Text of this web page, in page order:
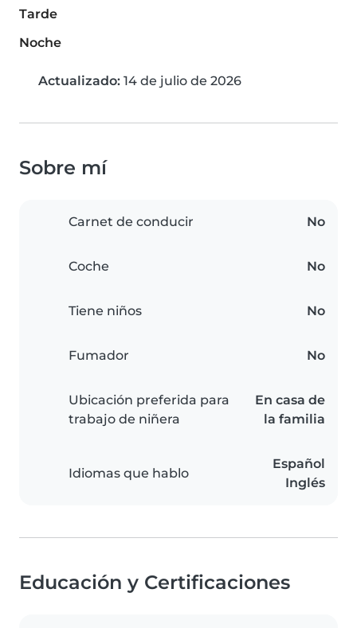
Tarde
Noche
Actualizado: 14 de julio de 2026
Sobre mí
Carnet de conducir No
Coche No
Tiene niños No
Fumador No
Ubicación preferida para
trabajo de niñera
En casa de
la familia
Idiomas que hablo
Español
Inglés
Educación y Certificaciones